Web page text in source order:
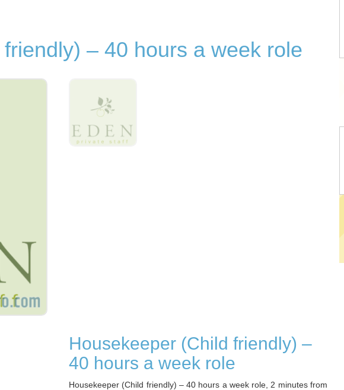
– 40 hours a week role
Housekeeper (Child friendly) –
40 hours a week role
Housekeeper (Child friendly) – 40 hours a week role, 2 minutes from